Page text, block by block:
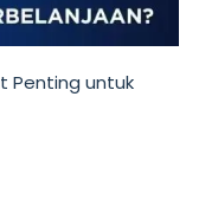
Penting untuk